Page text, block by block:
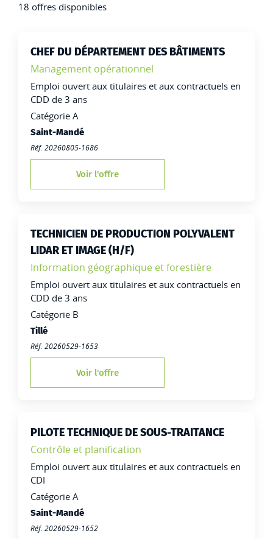
18 offres disponibles
CHEF DU DÉPARTEMENT DES BÂTIMENTS
Famille:
Management opérationnel
Type de contrat :
Emploi ouvert aux titulaires et aux contractuels en
CDD de 3 ans
Catégorie A
Lieu de travail :
Saint-Mandé
Réf. 20260805-1686
Voir l'offre
TECHNICIEN DE PRODUCTION POLYVALENT
LIDAR ET IMAGE (H/F)
Famille:
Information géographique et forestière
Type de contrat :
Emploi ouvert aux titulaires et aux contractuels en
CDD de 3 ans
Catégorie B
Lieu de travail :
Tillé
Réf. 20260529-1653
Voir l'offre
PILOTE TECHNIQUE DE SOUS-TRAITANCE
Famille:
Contrôle et planification
Type de contrat :
Emploi ouvert aux titulaires et aux contractuels en
CDI
Catégorie A
Lieu de travail :
Saint-Mandé
Réf. 20260529-1652